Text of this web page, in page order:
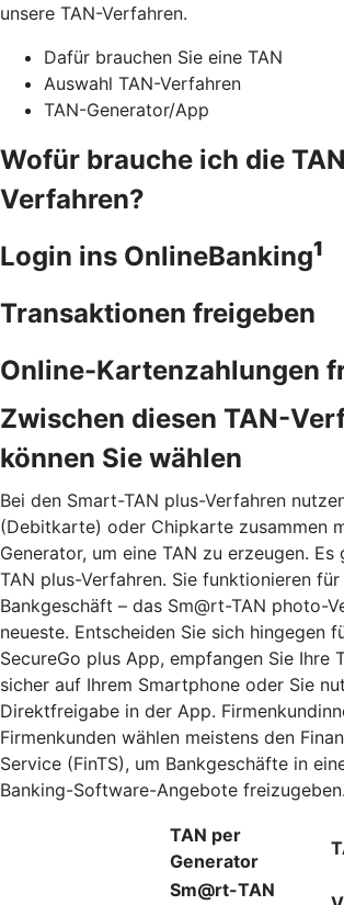
unsere TAN-Verfahren.
Dafür brauchen Sie eine TAN
Auswahl TAN-Verfahren
TAN-Generator/App
Wofür brauche ich die
Verfahren?
Login ins OnlineBanking1
Transaktionen freigeben
Online-Kartenzahlungen
Zwischen diesen TAN-
können Sie wählen
Bei den Smart-TAN plus-Verfahren
(Debitkarte) oder Chipkarte zusammen
Generator, um eine TAN zu erzeugen.
TAN plus-Verfahren. Sie funktionieren
Bankgeschäft – das Sm@rt-TAN photo-
neueste. Entscheiden Sie sich hingegen
SecureGo plus App, empfangen Sie Ihre
sicher auf Ihrem Smartphone oder Sie
Direktfreigabe in der App.
Firmenkunden wählen meistens den
Service (FinTS), um Bankgeschäfte in
Banking-Software-Angebote freizugeben.
TAN per
Generator
Sm@rt-TAN